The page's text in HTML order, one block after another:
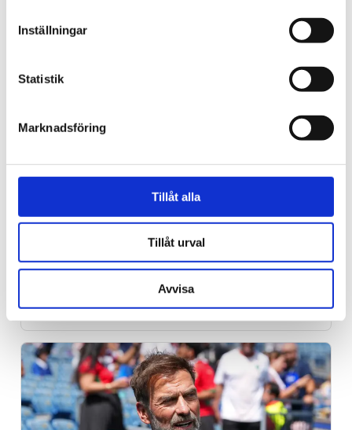
Inställningar
Statistik
Marknadsföring
Tillåt alla
Tillåt urval
Avvisa
Trinidad och Tobago
Tusentals i Karibien fick
synen återställd – tack